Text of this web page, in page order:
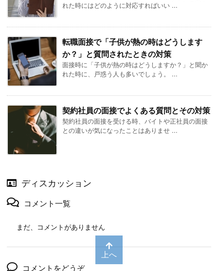
れた時にはどのように対応すればいい ...
転職面接で「子供が熱の時はどうします
か？」と質問されたときの対策
面接時に「子供が熱の時はどうしますか？」と聞か
れた時に、戸惑う人も多いでしょう。 ...
契約社員の面接でよくある質問とその対策
契約社員の面接を受ける時、バイトや正社員の面接
との違いが気になったことはありませ ...
ディスカッション
コメント一覧
まだ、コメントがありません
コメントをどうぞ
上へ